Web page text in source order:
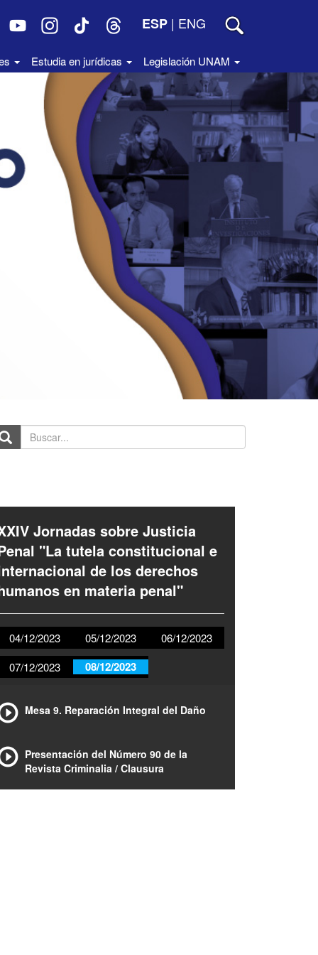
ESP | ENG
Estudia en jurídicas Legislación UNAM
Jornadas sobre Justicia
"La tutela constitucional e
de los derechos
en materia penal"
04/12/2023 05/12/2023
06/12/2023
07/12/2023
08/12/2023
Mesa 9. Reparación Integral del Daño
Presentación del Número 90 de la
Revista Criminalia / Clausura